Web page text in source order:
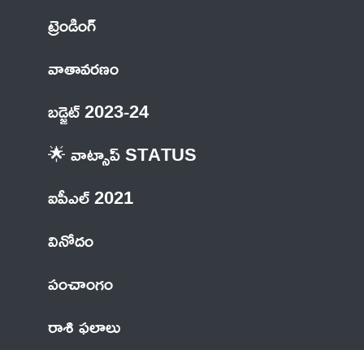
ట్రెండింగ్
వాతావరణం
బడ్జెట్ 2023-24
🌟 వాట్సాప్ STATUS
ఐపీఎల్ 2021
వినోదం
పంచాంగం
రాశి ఫలాలు